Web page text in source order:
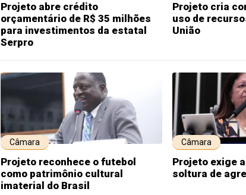
Projeto abre crédito
orçamentário de R$ 35 milhões
para investimentos da estatal
Serpro
Projeto cria
uso de
União
Câmara
Projeto reconhece o futebol
como patrimônio cultural
imaterial do Brasil
Câmara
Projeto exige
soltura de